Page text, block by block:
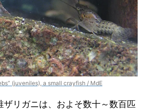
(juveniles), a small crayfish / MdE
ザリガニは、およそ数十～数百匹